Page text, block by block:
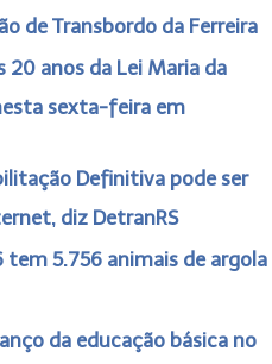
de Transbordo da Ferreira
20 anos da Lei Maria da
sexta-feira em
Definitiva pode ser
diz DetranRS
5.756 animais de argola
da educação básica no